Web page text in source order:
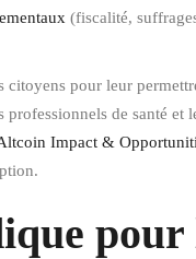
(fiscalité,
pour leur
de santé
Impact &
pour